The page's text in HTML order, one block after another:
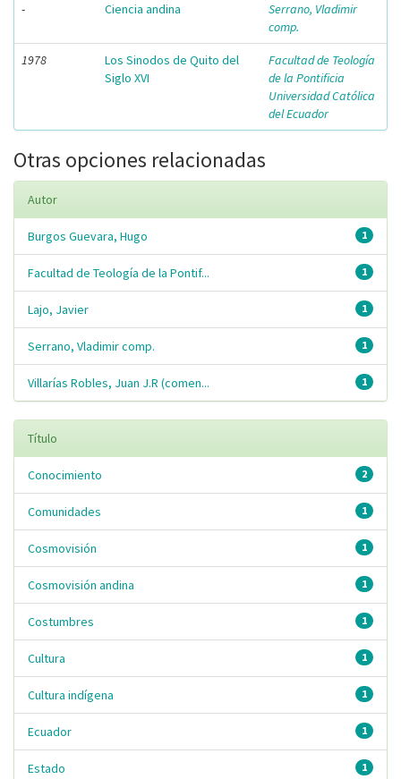
- Ciencia andina
Serrano, Vladimir
comp.
1978
Los Sinodos de Quito del
Siglo XVI
Facultad de Teología
de la Pontificia
Universidad Católica
del Ecuador
Otras opciones relacionadas
Autor
1
Burgos Guevara, Hugo
1
Facultad de Teología de la Pontif...
1
Lajo, Javier
1
Serrano, Vladimir comp.
1
Villarías Robles, Juan J.R (comen...
Título
2
Conocimiento
1
Comunidades
1
Cosmovisión
1
Cosmovisión andina
1
Costumbres
1
Cultura
1
Cultura indígena
1
Ecuador
1
Estado